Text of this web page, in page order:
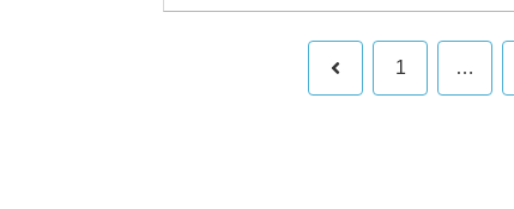
前 1 …